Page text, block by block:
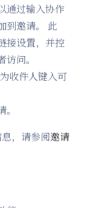
通过输入协作
到邀请。 此
接设置，并控
访问。
收件人键入可
，请参阅邀请